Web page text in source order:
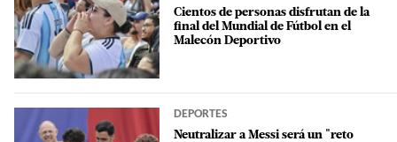
Cientos de personas disfrutan de la
final del Mundial de Fútbol en el
Malecón Deportivo
DEPORTES
Neutralizar a Messi será un "reto